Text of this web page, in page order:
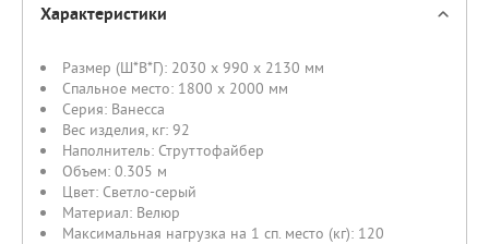
Характеристики
Размер (Ш*В*Г): 2030 x 990 x 2130 мм
Спальное место: 1800 х 2000 мм
Серия: Ванесса
Вес изделия, кг: 92
Наполнитель: Струттофайбер
Объем: 0.305 м
Цвет: Светло-серый
Материал: Велюр
Максимальная нагрузка на 1 сп. место (кг): 120